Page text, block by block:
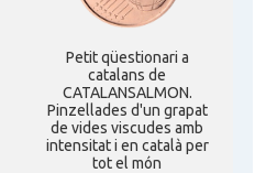
Petit qüestionari a
catalans de
CATALANSALMON.
Pinzellades d'un grapat
de vides viscudes amb
intensitat i en català per
tot el món